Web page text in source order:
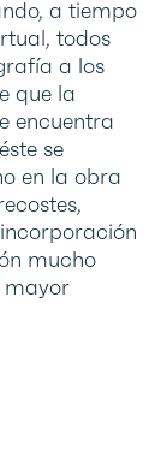
a tiempo
todos
a los
que la
encuentra
se
en la obra
mucho
mayor